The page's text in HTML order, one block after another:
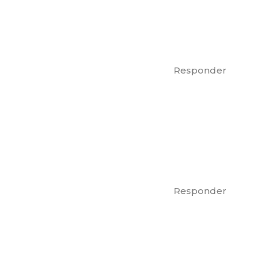
Responder
Responder